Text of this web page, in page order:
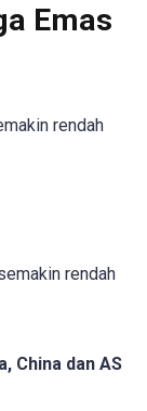
Emas
rendah
rendah
China dan AS